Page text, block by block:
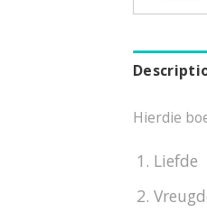
Hierdie
Liefde